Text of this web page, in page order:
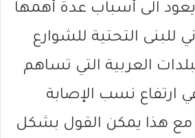
يعود الى أسباب عدة أهمها
للبنى التحتية للشوارع
العربية التي تساهم
نسب الإصابة
مع هذا يمكن القول بشكل